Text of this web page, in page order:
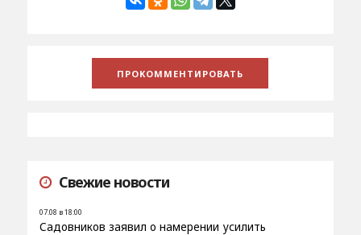
Свежие новости
07.08 в 18:00
Садовников заявил о намерении усилить